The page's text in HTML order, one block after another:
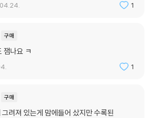
1
구매
잼나요 ㅋ
1
구매
려져 있는게 맘에들어 샀지만 수록된